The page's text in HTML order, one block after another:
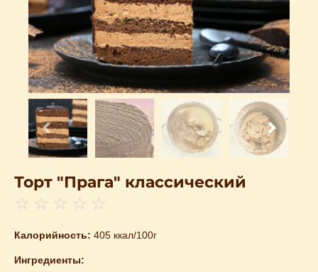
Торт "Прага" классический
☆ ☆ ☆ ☆ ☆
Калорийность: 405 ккал/100г
Ингредиенты: